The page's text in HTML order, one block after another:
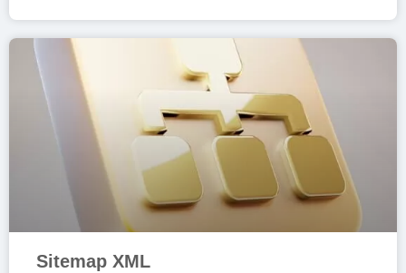
Sitemap XML